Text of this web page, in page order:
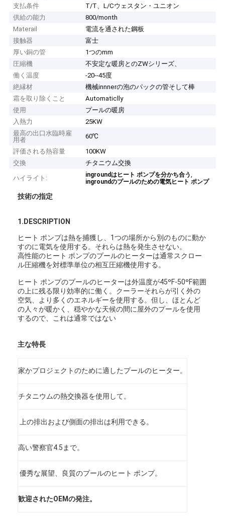
支払条件
T/T、L/Cウェスタン・ユニオン
供給の能力
800/month
Materail
電流を通された鋼板
接触器
富士
厚い銅の管
1つのmm
圧縮機
不安定な暖房とのZWシリーズ、
働く温度
-20--45度
絶縁材
機械innnerの泡のパックの管そして棒
霜を取り除くこと
Automaticlly
使用
プールの暖房
入熱力
25KW
最高の出口水臨時雇
用者
60℃
評価される熱容量
100KW
交換
チタニウム交換
ハイライト:
ingroundはヒート ポンプを分かち合う,
ingroundのプールのための電気ヒート ポンプ
技術の指定
1.DESCRIPTION
ヒート ポンプは熱を捕獲し、1つの場所から別のものに動か
すのに電気を使用する。それらは熱を発生させない。
高性能のヒート ポンプのプールのヒーターは通常スクロー
ル圧縮機を対標準単位の相互圧縮機使用する。
ヒート ポンプのプールのヒーターは外温度が45ºF-50ºF範囲
の上に残る限り効率的に働く。クーラーそれらが引く外の
空気、より多くのエネルギーを使用する。但し、ほとんど
の人々が暖かく、穏やかな天候の間に屋外のプールを使用
するので、これは通常ではない
主な特長
家かプロジェクトのために適したプールのヒーター。
チタニウムの熱交換器を使用して。
上の排出および側面の排出は利用できる。
高い警察官4.5まで。
優秀な展望、良質のプールのヒート ポンプ。
歓迎されたOEMの発注。